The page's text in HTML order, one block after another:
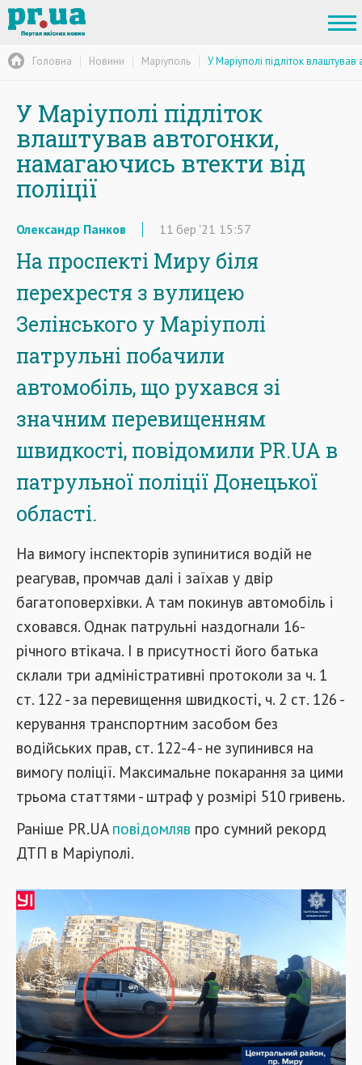
Головна Новини Маріуполь У Маріуполі підліток влаштував
У Маріуполі підліток
влаштував автогонки,
намагаючись втекти від
поліції
Олександр Панков 11 бер '21 15:57
На проспекті Миру біля
перехрестя з вулицею
Зелінського у Маріуполі
патрульні побачили
автомобіль, що рухався зі
значним перевищенням
швидкості, повідомили PR.UA в
патрульної поліції Донецької
області.
На вимогу інспекторів зупинитися водій не
реагував, промчав далі і заїхав у двір
багатоповерхівки. А там покинув автомобіль і
сховався. Однак патрульні наздогнали 16-
річного втікача. І в присутності його батька
склали три адміністративні протоколи за ч. 1
ст. 122 - за перевищення швидкості, ч. 2 ст. 126 -
керування транспортним засобом без
водійських прав, ст. 122-4 - не зупинився на
вимогу поліції. Максимальне покарання за цими
трьома статтями - штраф у розмірі 510 гривень.
Раніше PR.UAповідомляв про сумний рекорд
ДТП в Маріуполі.